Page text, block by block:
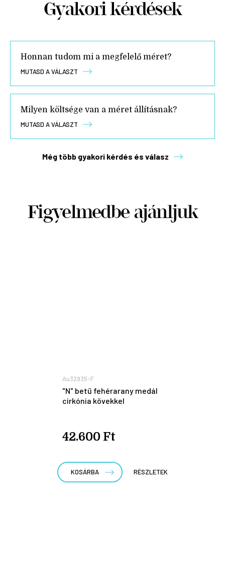
Gyakori kérdések
Honnan tudom mi a megfelelő méret?
MUTASD A VÁLASZT
Milyen költsége van a méret állításnak?
MUTASD A VÁLASZT
Még több gyakori kérdés és válasz
Figyelmedbe ajánljuk
Au32935-F
"N" betű fehérarany medál
cirkónia kövekkel
42.600 Ft
KOSÁRBA RÉSZLETEK